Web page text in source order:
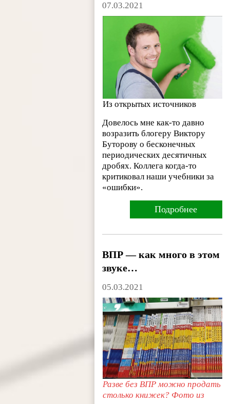
07.03.2021
Из открытых источников
Довелось мне как-то давно
возразить блогеру Виктору
Буторову о бесконечных
периодических десятичных
дробях. Коллега когда-то
критиковал наши учебники за
«ошибки».
Подробнее
ВПР — как много в этом
звуке…
05.03.2021
Разве без ВПРможно продать
столько книжек? Фото из